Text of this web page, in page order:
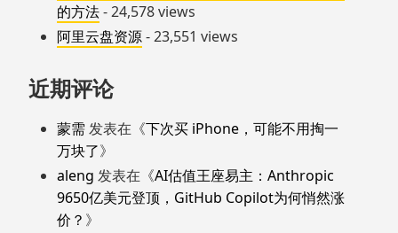
的方法- 24,578 views
阿里云盘资源- 23,551 views
近期评论
蒙需 发表在《下次买 iPhone，可能不用掏一
万块了》
aleng 发表在《AI估值王座易主：Anthropic
9650亿美元登顶，GitHub Copilot为何悄然涨
价？ 》